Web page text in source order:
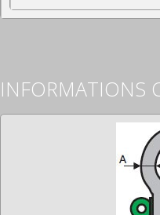
INFORMATIONS